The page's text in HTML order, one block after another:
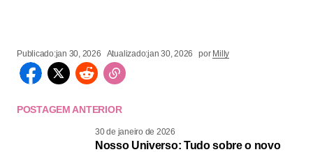
Publicado:jan 30, 2026 Atualizado:jan 30, 2026 por Milly
POSTAGEM ANTERIOR
30 de janeiro de 2026
Nosso Universo: Tudo sobre o novo